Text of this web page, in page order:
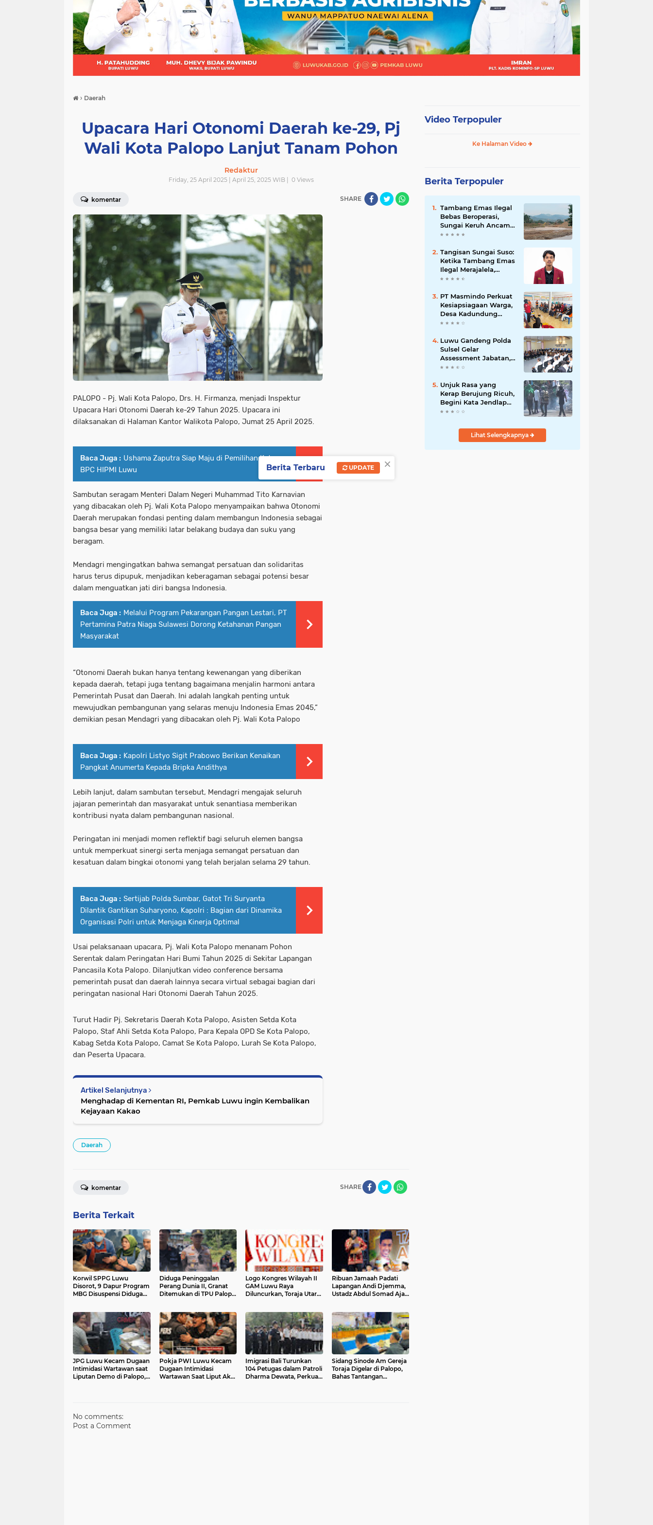
(21) (9) (7)
› Daerah
Upacara Hari Otonomi Daerah ke-29, Pj
Wali Kota Palopo Lanjut Tanam Pohon
Redaktur
Friday, 25 April 2025 | April 25, 2025 WIB | 0Views
komentar SHARE
PALOPO - Pj. Wali Kota Palopo, Drs. H. Firmanza, menjadi Inspektur
Upacara Hari Otonomi Daerah ke-29 Tahun 2025. Upacara ini
dilaksanakan di Halaman Kantor Walikota Palopo, Jumat 25 April 2025.
Baca Juga : Ushama Zaputra Siap Maju di Pemilihan Ketua
BPC HIPMI Luwu
Sambutan seragam Menteri Dalam Negeri Muhammad Tito Karnavian
yang dibacakan oleh Pj. Wali Kota Palopo menyampaikan bahwa Otonomi
Daerah merupakan fondasi penting dalam membangun Indonesia sebagai
bangsa besar yang memiliki latar belakang budaya dan suku yang
beragam.
Mendagri mengingatkan bahwa semangat persatuan dan solidaritas
harus terus dipupuk, menjadikan keberagaman sebagai potensi besar
dalam menguatkan jati diri bangsa Indonesia.
Baca Juga : Melalui Program Pekarangan Pangan Lestari, PT
Pertamina Patra Niaga Sulawesi Dorong Ketahanan Pangan
Masyarakat
“Otonomi Daerah bukan hanya tentang kewenangan yang diberikan
kepada daerah, tetapi juga tentang bagaimana menjalin harmoni antara
Pemerintah Pusat dan Daerah. Ini adalah langkah penting untuk
mewujudkan pembangunan yang selaras menuju Indonesia Emas 2045,”
demikian pesan Mendagri yang dibacakan oleh Pj. Wali Kota Palopo
Baca Juga : Kapolri Listyo Sigit Prabowo Berikan Kenaikan
Pangkat Anumerta Kepada Bripka Andithya
Lebih lanjut, dalam sambutan tersebut, Mendagri mengajak seluruh
jajaran pemerintah dan masyarakat untuk senantiasa memberikan
kontribusi nyata dalam pembangunan nasional.
Peringatan ini menjadi momen reflektif bagi seluruh elemen bangsa
untuk memperkuat sinergi serta menjaga semangat persatuan dan
kesatuan dalam bingkai otonomi yang telah berjalan selama 29 tahun.
Baca Juga : Sertijab Polda Sumbar, Gatot Tri Suryanta
Dilantik Gantikan Suharyono, Kapolri : Bagian dari Dinamika
Organisasi Polri untuk Menjaga Kinerja Optimal
Usai pelaksanaan upacara, Pj. Wali Kota Palopo menanam Pohon
Serentak dalam Peringatan Hari Bumi Tahun 2025 di Sekitar Lapangan
Pancasila Kota Palopo. Dilanjutkan video conference bersama
pemerintah pusat dan daerah lainnya secara virtual sebagai bagian dari
peringatan nasional Hari Otonomi Daerah Tahun 2025.
Turut Hadir Pj. Sekretaris Daerah Kota Palopo, Asisten Setda Kota
Palopo, Staf Ahli Setda Kota Palopo, Para Kepala OPD Se Kota Palopo,
Kabag Setda Kota Palopo, Camat Se Kota Palopo, Lurah Se Kota Palopo,
dan Peserta Upacara.
Artikel Selanjutnya
Menghadap di Kementan RI, Pemkab Luwu ingin Kembalikan
Kejayaan Kakao
Daerah
SHARE
komentar
Berita Terkait
Korwil SPPG Luwu
Disorot, 9 Dapur Program
MBG Disuspensi Diduga
Diduga Peninggalan
Perang Dunia II, Granat
Ditemukan di TPU Palopo
Logo Kongres Wilayah II
GAM Luwu Raya
Diluncurkan, Toraja Utara
Ribuan Jamaah Padati
Lapangan Andi Djemma,
Ustadz Abdul Somad Ajak
JPG Luwu Kecam Dugaan
Intimidasi Wartawan saat
Liputan Demo di Palopo,
Pokja PWI Luwu Kecam
Dugaan Intimidasi
Wartawan Saat Liput Aksi
Imigrasi Bali Turunkan
104 Petugas dalam Patroli
Dharma Dewata, Perkuat
Sidang Sinode Am Gereja
Toraja Digelar di Palopo,
Bahas Tantangan
No comments:
Post a Comment
Video Terpopuler
Ke Halaman Video
Berita Terpopuler
Tambang Emas Ilegal
Bebas Beroperasi,
Sungai Keruh Ancam
Sawah dan Air Bersih
Tangisan Sungai Suso:
Ketika Tambang Emas
Ilegal Merajalela,
Negara Seolah
PT Masmindo Perkuat
Kesiapsiagaan Warga,
Desa Kadundung
Resmi Menjadi Desa
Luwu Gandeng Polda
Sulsel Gelar
Assessment Jabatan,
Perkuat Penempatan
Kompetensi
Unjuk Rasa yang
Kerap Berujung Ricuh,
Begini Kata Jendlap
API
Lihat Selengkapnya
×
Berita Terbaru UPDATE